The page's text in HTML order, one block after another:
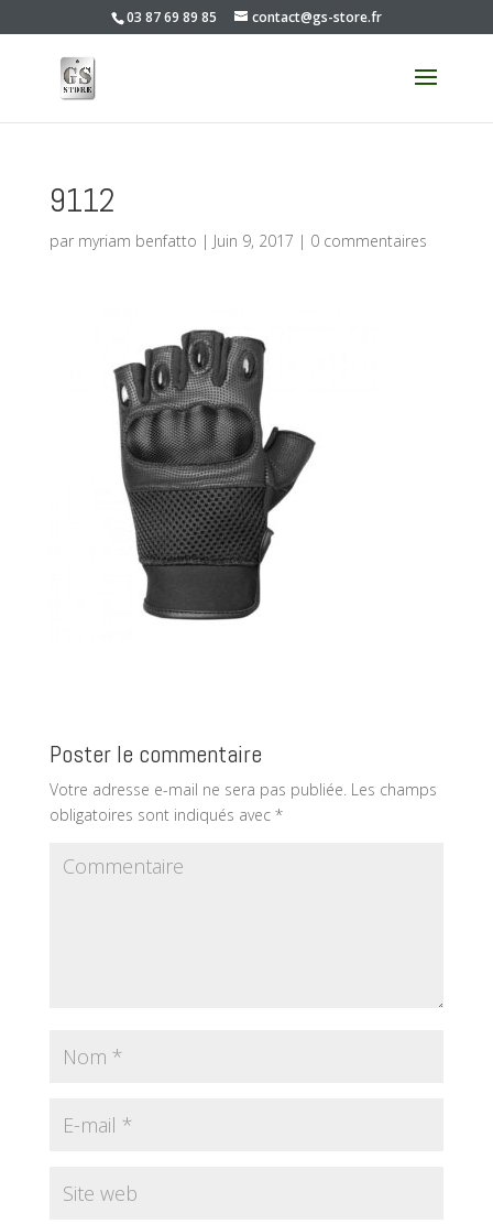
03 87 69 89 85 contact@gs-store.fr
9112
par myriam benfatto | Juin 9, 2017 | 0 commentaires
Poster le commentaire
Votre adresse e-mail ne sera pas publiée. Les champs
obligatoires sont indiqués avec *